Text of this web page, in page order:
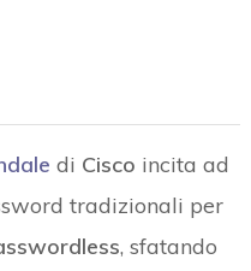
di Cisco incita ad
tradizionali per
, sfatando